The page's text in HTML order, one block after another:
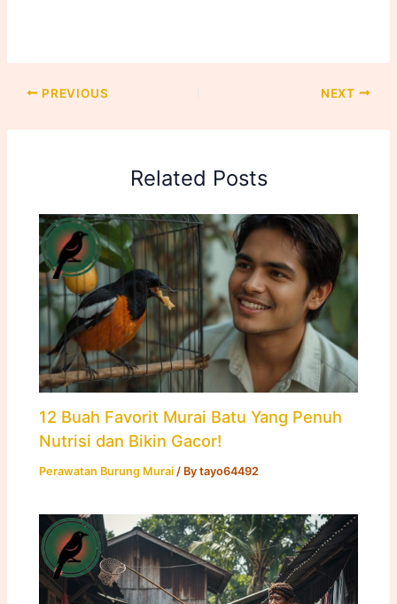
PREVIOUS NEXT
Related Posts
12 Buah Favorit Murai Batu Yang Penuh
Nutrisi dan Bikin Gacor!
Perawatan Burung Murai / Bytayo64492